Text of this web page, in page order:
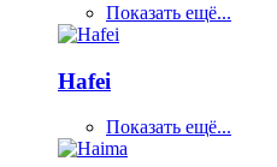
Показать ещё...
Hafei
Показать ещё...